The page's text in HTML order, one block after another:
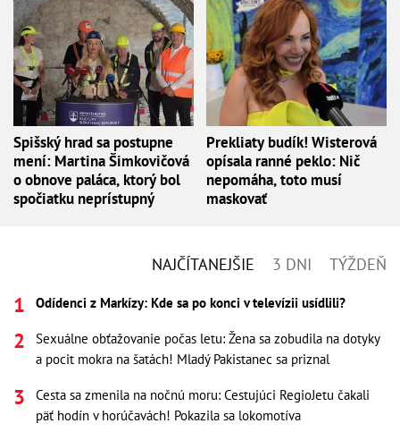
Spišský hrad sa postupne
mení: Martina Šimkovičová
o obnove paláca, ktorý bol
spočiatku neprístupný
Prekliaty budík! Wisterová
opísala ranné peklo: Nič
nepomáha, toto musí
maskovať
NAJČÍTANEJŠIE 3 DNI TÝŽDEŇ
Odídenci z Markízy: Kde sa po konci v televízii usídlili?
Sexuálne obťažovanie počas letu: Žena sa zobudila na dotyky
a pocit mokra na šatách! Mladý Pakistanec sa priznal
Cesta sa zmenila na nočnú moru: Cestujúci RegioJetu čakali
päť hodín v horúčavách! Pokazila sa lokomotíva